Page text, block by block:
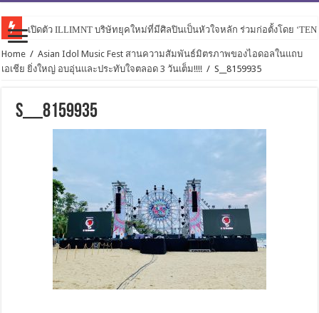
เปิดตัว ILLIMNT บริษัทยุคใหม่ที่มีศิลปินเป็นหัวใจหลัก ร่วมก่อตั้งโดย
Home / Asian Idol Music Fest สานความสัมพันธ์มิตรภาพของไอดอลในแถบ
เอเชีย ยิ่งใหญ่ อบอุ่นและประทับใจตลอด 3 วันเต็ม!!!! / S__8159935
S__8159935